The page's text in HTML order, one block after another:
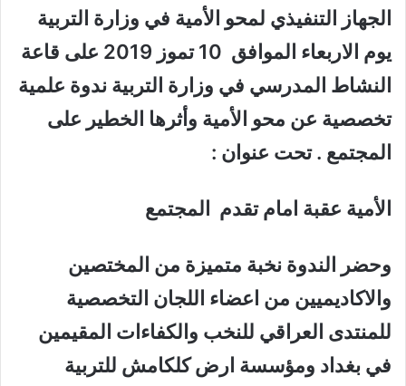
الجهاز التنفيذي لمحو الأمية في وزارة التربية
يوم الاربعاء الموافق 10 تموز 2019 على قاعة
النشاط المدرسي في وزارة التربية ندوة علمية
تخصصية عن محو الأمية وأثرها الخطير على
المجتمع . تحت عنوان :
الأمية عقبة امام تقدم المجتمع
وحضر الندوة نخبة متميزة من المختصين
والاكاديميين من اعضاء اللجان التخصصية
للمنتدى العراقي للنخب والكفاءات المقيمين
في بغداد ومؤسسة ارض كلكامش للتربية